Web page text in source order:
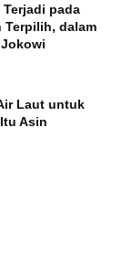
pada
Terpilih, dalam
Laut untuk
Asin